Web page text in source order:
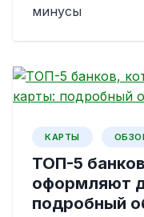
минусы
КАРТЫ
ТОП-5
оформляют
подробный